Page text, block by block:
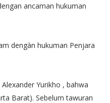
ancaman hukuman
dengàn hukuman Penjara
Yurikho , bahwa
Barat). Sebelum tawuran